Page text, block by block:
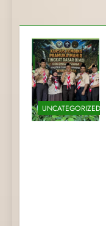
dan
Pramuka
Pramuka
Kepedulian
UNCATEGORIZED